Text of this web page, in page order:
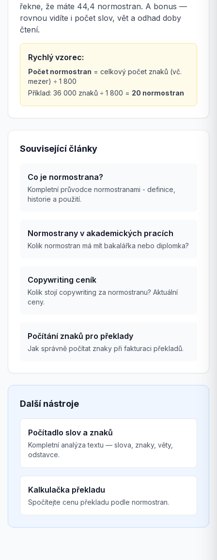
řekne, že máte 44,4 normostran. A bonus —
rovnou vidíte i počet slov, vět a odhad doby
čtení.
Rychlý vzorec:
Počet normostran = celkový počet znaků (vč.
mezer) ÷ 1 800
Příklad: 36 000 znaků ÷ 1 800 = 20 normostran
Související články
Co je normostrana?
Kompletní průvodce normostranami - definice,
historie a použití.
Normostrany v akademických pracích
Kolik normostran má mít bakalářka nebo diplomka?
Copywriting ceník
Kolik stojí copywriting za normostranu? Aktuální
ceny.
Počítání znaků pro překlady
Jak správně počítat znaky při fakturaci překladů.
Další nástroje
Počítadlo slov a znaků
Kompletní analýza textu — slova, znaky, věty,
odstavce.
Kalkulačka překladu
Spočítejte cenu překladu podle normostran.